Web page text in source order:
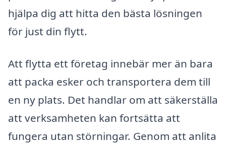
hjälpa dig att hitta den bästa lösningen
för just din flytt.
Att flytta ett företag innebär mer än bara
att packa esker och transportera dem till
en ny plats. Det handlar om att säkerställa
att verksamheten kan fortsätta att
fungera utan störningar. Genom att anlita